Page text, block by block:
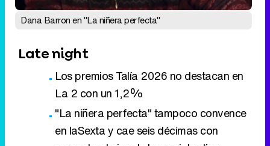
La 2 con un 1,2%
"La niñera perfecta" tampoco convence
en laSexta y cae seis décimas con
respecto al cine de hace siete días
'En guardia' mejora en late night y
consigue destacar en Cuatro (+1 y +0,2)
Eliminar anuncios